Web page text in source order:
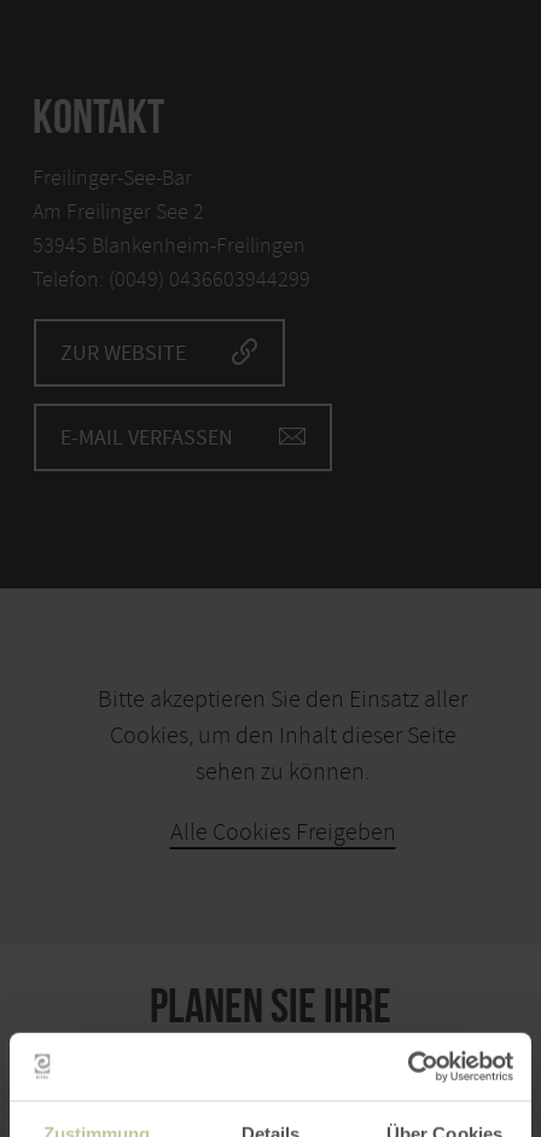
KONTAKT
Freilinger-See-Bar
Am Freilinger See 2
53945 Blankenheim-Freilingen
Telefon: (0049) 0436603944299
ZUR WEBSITE
E-MAIL VERFASSEN
Bitte akzeptieren Sie den Einsatz aller
Cookies, um den Inhalt dieser Seite
sehen zu können.
Alle Cookies Freigeben
PLANEN SIE IHRE